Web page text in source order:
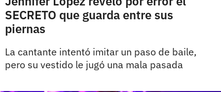
SECRETO que guarda entre sus
piernas
La cantante intentó imitar un paso de baile,
pero su vestido le jugó una mala pasada